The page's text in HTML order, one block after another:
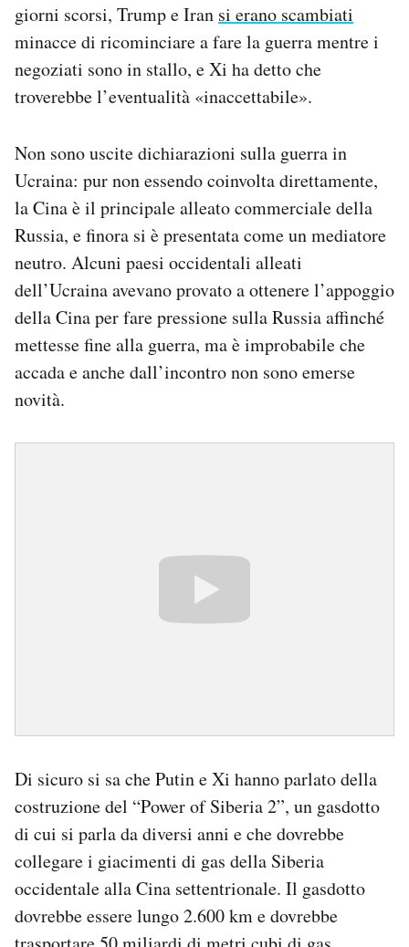
giorni scorsi, Trump e Iran si erano scambiati
minacce di ricominciare a fare la guerra mentre i
negoziati sono in stallo, e Xi ha detto che
troverebbe l’eventualità «inaccettabile».
Non sono uscite dichiarazioni sulla guerra in
Ucraina: pur non essendo coinvolta direttamente,
la Cina è il principale alleato commerciale della
Russia, e finora si è presentata come un mediatore
neutro. Alcuni paesi occidentali alleati
dell’Ucraina avevano provato a ottenere l’appoggio
della Cina per fare pressione sulla Russia affinché
mettesse fine alla guerra, ma è improbabile che
accada e anche dall’incontro non sono emerse
novità.
Di sicuro si sa che Putin e Xi hanno parlato della
costruzione del “Power of Siberia 2”, un gasdotto
di cui si parla da diversi anni e che dovrebbe
collegare i giacimenti di gas della Siberia
occidentale alla Cina settentrionale. Il gasdotto
dovrebbe essere lungo 2.600 km e dovrebbe